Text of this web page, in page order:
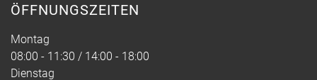
ÖFFNUNGSZEITEN
Montag
08:00 - 11:30 / 14:00 - 18:00
Dienstag